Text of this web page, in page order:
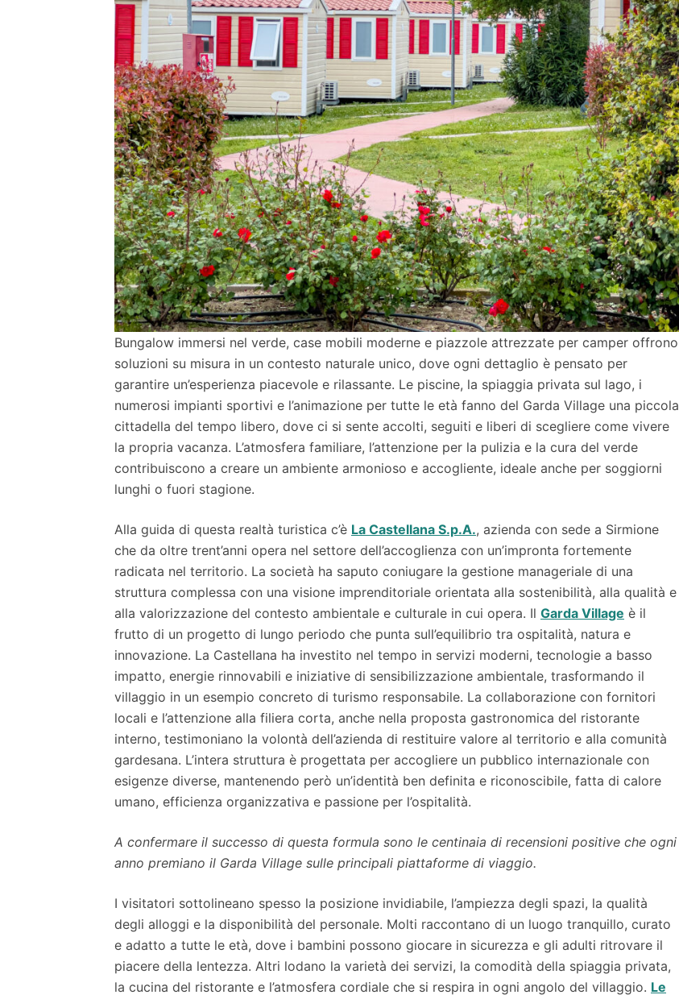
Bungalow immersi nel verde, case mobili moderne e piazzole attrezzate per camper offrono
soluzioni su misura in un contesto naturale unico, dove ogni dettaglio è pensato per
garantire un’esperienza piacevole e rilassante. Le piscine, la spiaggia privata sul lago, i
numerosi impianti sportivi e l’animazione per tutte le età fanno del Garda Village una piccola
cittadella del tempo libero, dove ci si sente accolti, seguiti e liberi di scegliere come vivere
la propria vacanza. L’atmosfera familiare, l’attenzione per la pulizia e la cura del verde
contribuiscono a creare un ambiente armonioso e accogliente, ideale anche per soggiorni
lunghi o fuori stagione.
Alla guida di questa realtà turistica c’è La Castellana S.p.A., azienda con sede a Sirmione
che da oltre trent’anni opera nel settore dell’accoglienza con un’impronta fortemente
radicata nel territorio. La società ha saputo coniugare la gestione manageriale di una
struttura complessa con una visione imprenditoriale orientata alla sostenibilità, alla qualità e
alla valorizzazione del contesto ambientale e culturale in cui opera. Il Garda Village è il
frutto di un progetto di lungo periodo che punta sull’equilibrio tra ospitalità, natura e
innovazione. La Castellana ha investito nel tempo in servizi moderni, tecnologie a basso
impatto, energie rinnovabili e iniziative di sensibilizzazione ambientale, trasformando il
villaggio in un esempio concreto di turismo responsabile. La collaborazione con fornitori
locali e l’attenzione alla filiera corta, anche nella proposta gastronomica del ristorante
interno, testimoniano la volontà dell’azienda di restituire valore al territorio e alla comunità
gardesana. L’intera struttura è progettata per accogliere un pubblico internazionale con
esigenze diverse, mantenendo però un’identità ben definita e riconoscibile, fatta di calore
umano, efficienza organizzativa e passione per l’ospitalità.
A confermare il successo di questa formula sono le centinaia di recensioni positive che ogni
anno premiano il Garda Village sulle principali piattaforme di viaggio.
I visitatori sottolineano spesso la posizione invidiabile, l’ampiezza degli spazi, la qualità
degli alloggi e la disponibilità del personale. Molti raccontano di un luogo tranquillo, curato
e adatto a tutte le età, dove i bambini possono giocare in sicurezza e gli adulti ritrovare il
piacere della lentezza. Altri lodano la varietà dei servizi, la comodità della spiaggia privata,
la cucina del ristorante e l’atmosfera cordiale che si respira in ogni angolo del villaggio. Le